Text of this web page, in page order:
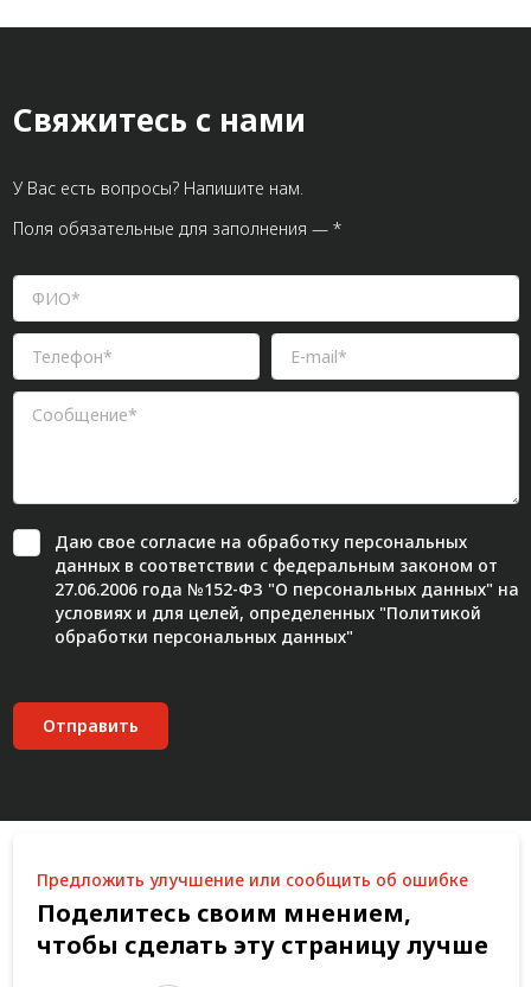
Свяжитесь с нами
У Вас есть вопросы? Напишите нам.
Поля обязательные для заполнения — *
Даю свое согласиена обработку персональных
данных в соответствии с федеральным законом от
27.06.2006 года №152-ФЗ "О персональных данных" на
условиях и для целей, определенных "Политикой
обработки персональных данных"
Отправить
Предложить улучшение или сообщить об ошибке
Поделитесь своим мнением,
чтобы сделать эту страницу лучше